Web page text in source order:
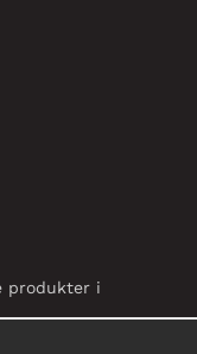
produkter i